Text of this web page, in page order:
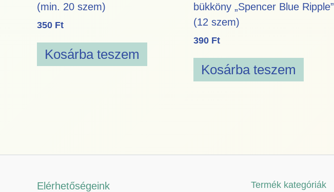
(min. 20 szem)
350 Ft
Kosárba teszem
bükköny „Spencer Blue Ripple”
(12 szem)
390 Ft
Kosárba teszem
Elérhetőségeink Termék kategóriák